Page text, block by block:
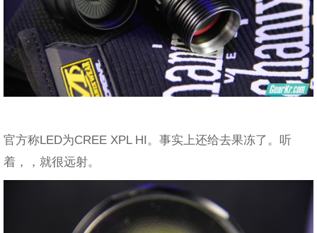
官方称LED为CREE XPL HI。事实上还给去果冻了。听
着，，就很远射。